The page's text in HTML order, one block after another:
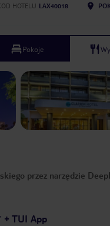
HOTELU LAX40018
Pokoje
przez narzędzie DeepL
TUI App